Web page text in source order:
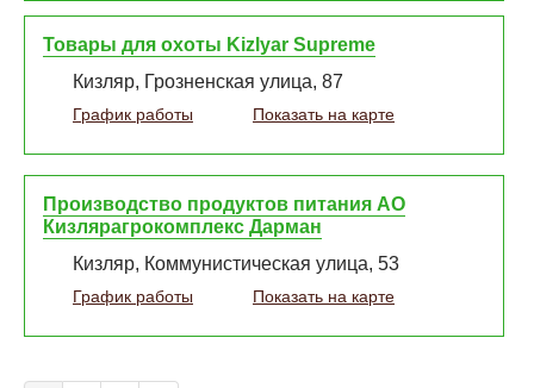
Товары для охоты Kizlyar Supreme
Кизляр, Грозненская улица, 87
График работы Показать на карте
Производство продуктов питания АО
Кизлярагрокомплекс Дарман
Кизляр, Коммунистическая улица, 53
График работы Показать на карте